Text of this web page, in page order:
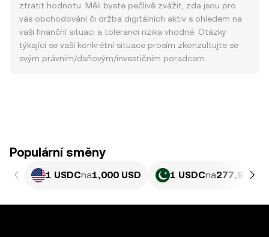
ztratit hodnotu. Měli byste pečlivě zvážit, zda jsou pro
vás obchodování či držba digitálních aktiv s ohledem na
vaši finanční situaci a toleranci rizika vhodné. Otázky
týkající se vaší konkrétní situace prosím zkonzultujte se
svým právním/daňovým/investičním poradcem.
Populární směny
1 USDCna1,000 USD 1 USDCna277,98